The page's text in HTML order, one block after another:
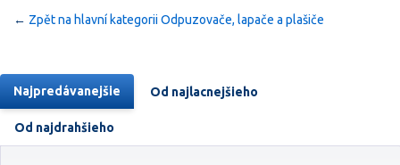
← Zpět na hlavní kategorii Odpuzovače, lapače a plašiče
Najpredávanejšie Od najlacnejšieho
Od najdrahšieho